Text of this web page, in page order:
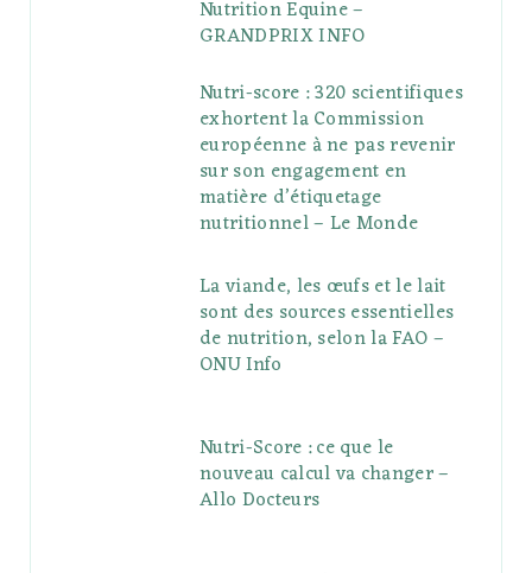
Nutrition Equine –
GRANDPRIX INFO
Nutri-score : 320 scientifiques
exhortent la Commission
européenne à ne pas revenir
sur son engagement en
matière d’étiquetage
nutritionnel – Le Monde
La viande, les œufs et le lait
sont des sources essentielles
de nutrition, selon la FAO –
ONU Info
Nutri-Score : ce que le
nouveau calcul va changer –
Allo Docteurs